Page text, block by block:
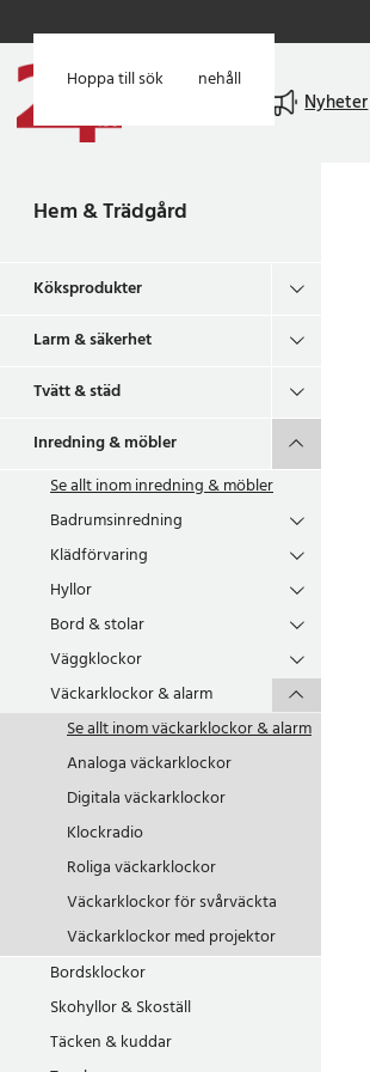
Hoppa till huvudinnehåll
Hoppa till sök
Nyheter
Hem & Trädgård
Köksprodukter
Larm & säkerhet
Tvätt & städ
Inredning & möbler
Se allt inominredning & möbler
Badrumsinredning
Klädförvaring
Hyllor
Bord & stolar
Väggklockor
Väckarklockor & alarm
Se allt inomväckarklockor & alarm
Analoga väckarklockor
Digitala väckarklockor
Klockradio
Roliga väckarklockor
Väckarklockor för svårväckta
Väckarklockor med projektor
Bordsklockor
Skohyllor & Skoställ
Täcken & kuddar